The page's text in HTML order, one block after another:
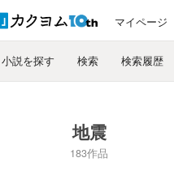
マイページ
小説を探す 検索 検索履歴
地震
183作品